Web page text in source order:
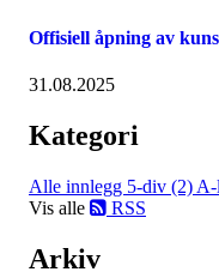
Offisiell åpning av
31.08.2025
Kategori
Alle innlegg 5-div (2) A-
Vis alle
RSS
Arkiv